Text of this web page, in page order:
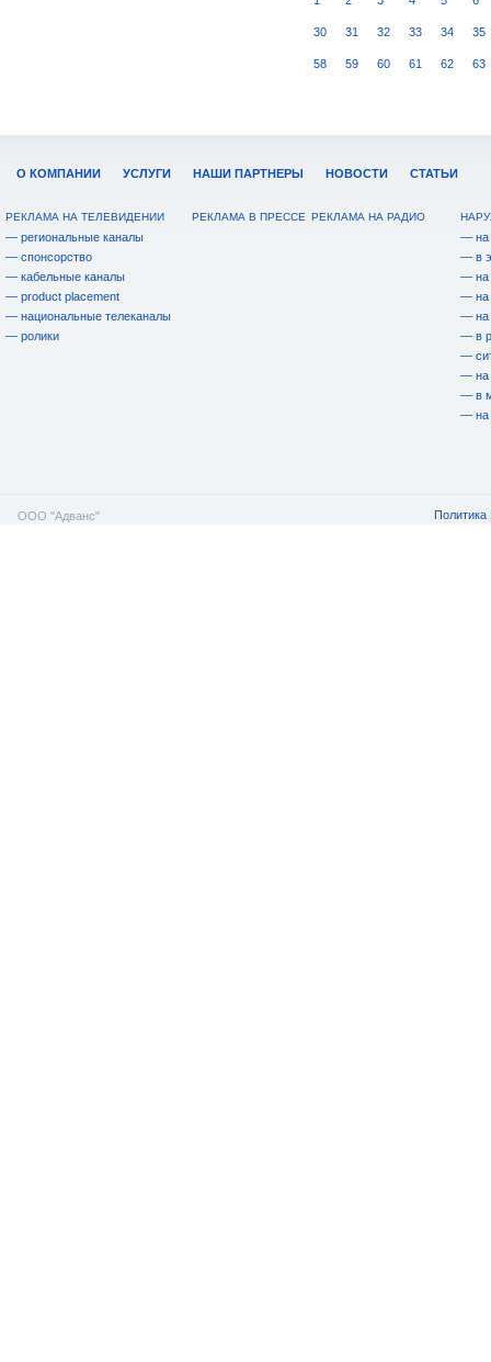
30 31 32 33 34 35
58 59 60 61 62 63
О КОМПАНИИ УСЛУГИ НАШИ ПАРТНЕРЫ НОВОСТИ СТАТЬИ
РЕКЛАМА НА ТЕЛЕВИДЕНИИ
— региональные каналы
— спонсорство
— кабельные каналы
— product placement
— национальные телеканалы
— ролики
РЕКЛАМА В ПРЕССЕ РЕКЛАМА НА РАДИО
— на
— в
— на
— на
— на
— в
—
— на
— в
— на
ООО "Адванс" Политика